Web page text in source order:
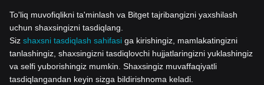
To'liq muvofiqlikni ta'minlash va Bitget tajribangizni yaxshilash
uchun shaxsingizni tasdiqlang.
Siz shaxsni tasdiqlash sahifasi ga kirishingiz, mamlakatingizni
tanlashingiz, shaxsingizni tasdiqlovchi hujjatlaringizni yuklashingiz
va selfi yuborishingiz mumkin. Shaxsingiz muvaffaqiyatli
tasdiqlangandan keyin sizga bildirishnoma keladi.